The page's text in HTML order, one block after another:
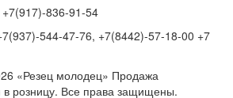
836-91-54
544-47-76, +7(8442)-57-18-00 +7
«Резец молодец» Продажа
в розницу. Все права защищены.